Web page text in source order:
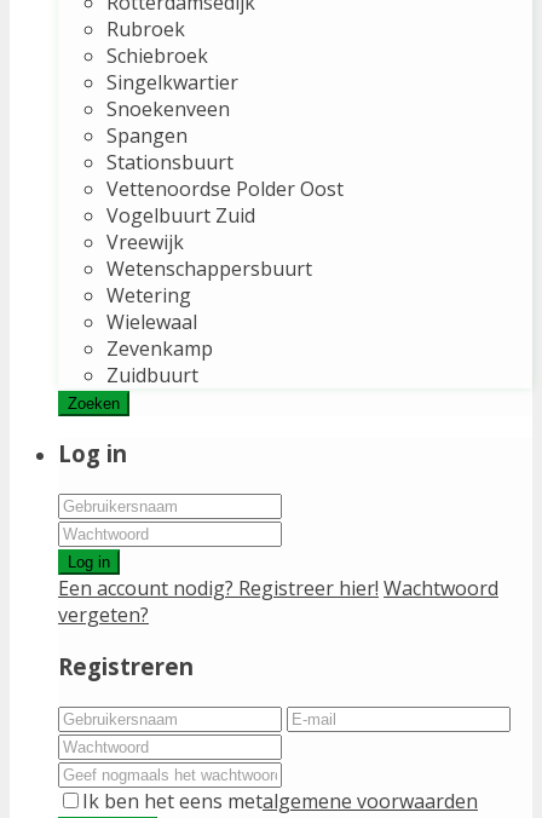
Rubroek
Schiebroek
Singelkwartier
Snoekenveen
Spangen
Stationsbuurt
Vettenoordse Polder Oost
Vogelbuurt Zuid
Vreewijk
Wetenschappersbuurt
Wetering
Wielewaal
Zevenkamp
Zuidbuurt
Zoeken
Log in
Log in
Een account nodig? Registreer hier! Wachtwoord
vergeten?
Registreren
Ik ben het eens metalgemene voorwaarden